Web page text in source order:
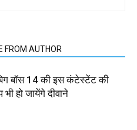
FROM AUTHOR
बॉस 14 की इस कंटेस्टेंट की
हो जायेंगे दीवाने